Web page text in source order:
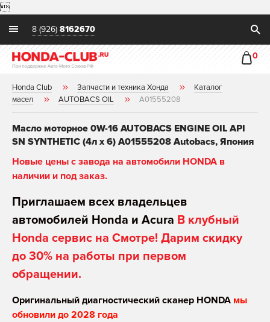

8 (926) 8162670
0
Honda Club Запчасти и техника Хонда
Каталог
масел
AUTOBACS OIL A01555208
Масло моторное 0W-16 AUTOBACS ENGINE OIL API
SN SYNTHETIC (4л х 6) A01555208 Autobacs, Япония
Новые цены с завода на автомобили HONDA в
наличии и под заказ.
Приглашаем всех владельцев
автомобилей Honda и Acura В клубный
Honda сервис на Смотре! Дарим скидку
до 30% на работы при первом
обращении.
Оригинальный диагностический сканер HONDA мы
обновили до 2028 года